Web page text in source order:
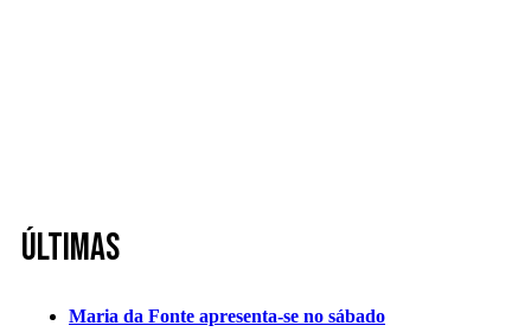
Últimas
Maria da Fonte apresenta-se no sábado